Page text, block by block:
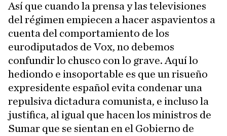
Así que cuando la prensa y las televisiones
del régimen empiecen a hacer aspavientos a
cuenta del comportamiento de los
eurodiputados de Vox, no debemos
confundir lo chusco con lo grave. Aquí lo
hediondo e insoportable es que un risueño
expresidente español evita condenar una
repulsiva dictadura comunista, e incluso la
justifica, al igual que hacen los ministros de
Sumar que se sientan en el Gobierno de